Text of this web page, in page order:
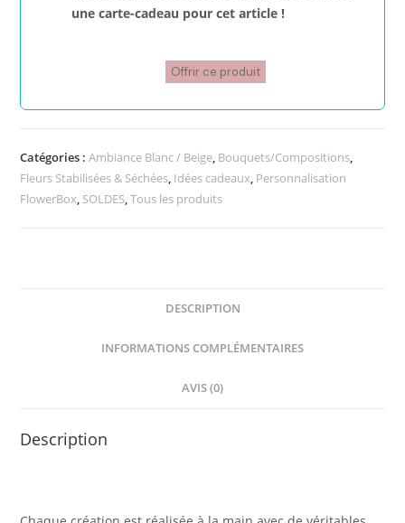
une carte-cadeau pour cet article !
Offrir ce produit
Catégories :Ambiance Blanc / Beige Bouquets/Compositions
Fleurs Stabilisées & Séchées Idées cadeaux Personnalisation
FlowerBox SOLDES ,Tous les produits
DESCRIPTION
INFORMATIONS COMPLÉMENTAIRES
AVIS (0)
Description